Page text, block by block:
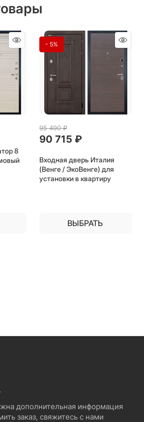
8
- 5%
95 490 ₽
90 715 ₽
Входная дверь Италия
(Венге / ЭкоВенге) для
установки в квартиру
ВЫБРАТЬ
дополнительная информация
заказ, свяжитесь с нами